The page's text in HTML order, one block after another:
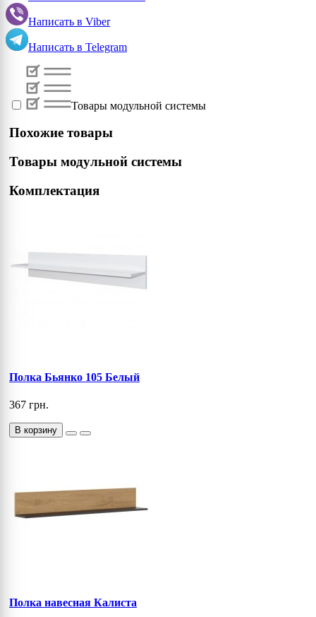
Написать в Viber
Написать в Telegram
Товары модульной системы
Похожие товары
Товары модульной системы
Комплектация
Полка Бьянко 105 Белый
367 грн.
В корзину
Полка навесная Калиста